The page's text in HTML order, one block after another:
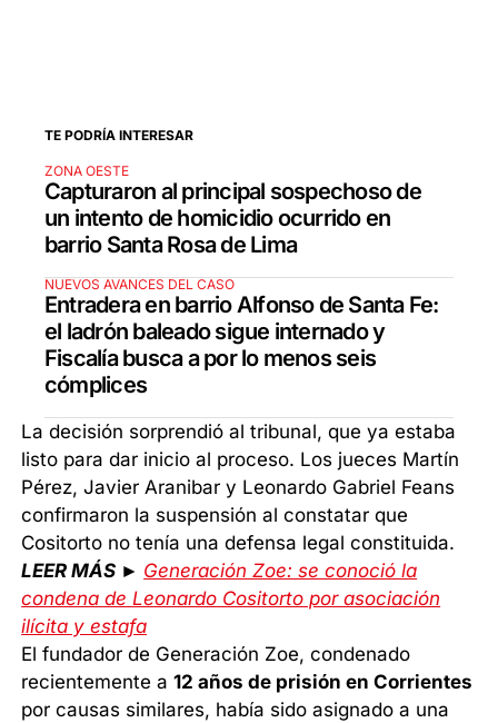
TE PODRÍA INTERESAR
ZONA OESTE
Capturaron al principal sospechoso de
un intento de homicidio ocurrido en
barrio Santa Rosa de Lima
NUEVOS AVANCES DEL CASO
Entradera en barrio Alfonso de Santa Fe:
el ladrón baleado sigue internado y
Fiscalía busca a por lo menos seis
cómplices
La decisión sorprendió al tribunal, que ya estaba
listo para dar inicio al proceso. Los jueces Martín
Pérez, Javier Aranibar y Leonardo Gabriel Feans
confirmaron la suspensión al constatar que
Cositorto no tenía una defensa legal constituida.
LEER MÁS ► Generación Zoe: se conoció la
condena de Leonardo Cositorto por asociación
ilícita y estafa
El fundador de Generación Zoe, condenado
recientemente a12 años de prisión en Corrientes
por causas similares, había sido asignado a una